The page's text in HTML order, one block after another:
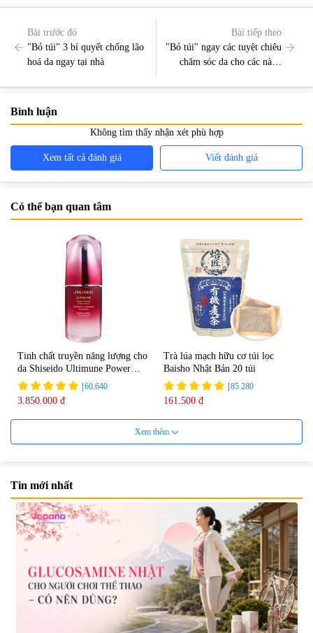
Bài trước đó
"Bỏ túi" 3 bí quyết chống lão
hoá da ngay tại nhà
Bài tiếp theo
"Bỏ túi" ngay các tuyệt chiêu
chăm sóc da cho các nàng
Bình luận
Không tìm thấy nhận xét phù hợp
Xem tất cả đánh giá Viết đánh giá
Có thể bạn quan tâm
Tinh chất truyền năng lượng cho
da Shiseido Ultimune Power
75ml
|60.640
3.850.000 đ
Trà lúa mạch hữu cơ túi lọc
Baisho Nhật Bản 20 túi
|85.280
161.500 đ
Viên uống bổ não Ribeto Shoji
|57.920
1.450.000 đ
Viên nang uống cải thiện thị lực,
trí nhớ DHA + EPA + Flaxseed
Oil 30 viên/gói - Date 02/2027
|52.346
225.000 đ
Xem thêm
Tin mới nhất